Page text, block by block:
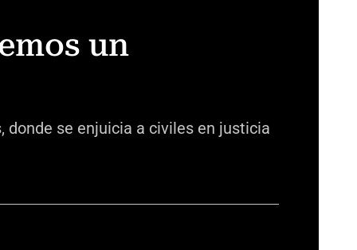
un
se enjuicia a civiles en justicia